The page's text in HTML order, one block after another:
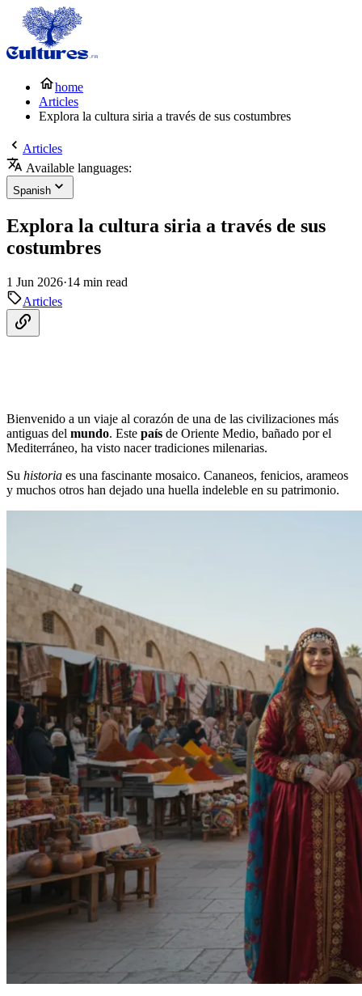
home
Articles
Explora la cultura siria a través de sus costumbres
Articles
Available languages:
Spanish
Explora la cultura siria a través de sus
costumbres
1 Jun 2026·14 min read
Articles
Bienvenido a un viaje al corazón de una de las civilizaciones más
antiguas del mundo. Este país de Oriente Medio, bañado por el
Mediterráneo, ha visto nacer tradiciones milenarias.
Su historia es una fascinante mosaico. Cananeos, fenicios, arameos
y muchos otros han dejado una huella indeleble en su patrimonio.